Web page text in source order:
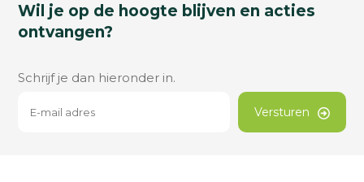
Wil je op de hoogte blijven en acties
ontvangen?
Schrijf je dan hieronder in.
Versturen